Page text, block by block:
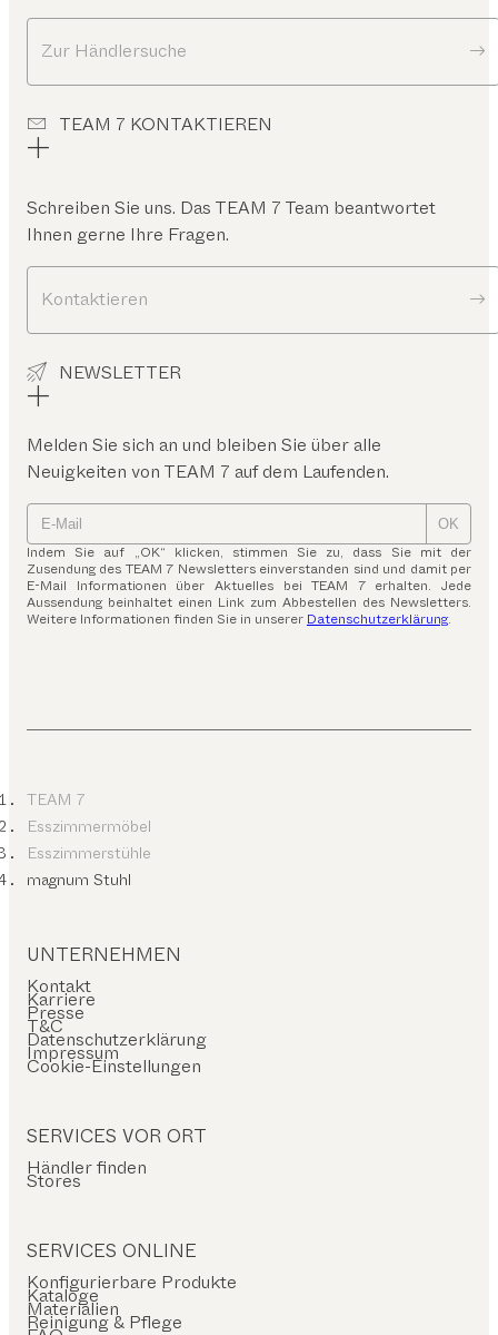
Zur Händlersuche
TEAM 7 KONTAKTIEREN
Schreiben Sie uns. Das TEAM 7 Team beantwortet
Ihnen gerne Ihre Fragen.
Kontaktieren
NEWSLETTER
Melden Sie sich an und bleiben Sie über alle
Neuigkeiten von TEAM 7 auf dem Laufenden.
OK
Indem Sie auf „OK“ klicken, stimmen Sie zu, dass Sie mit der
Zusendung des TEAM 7 Newsletters einverstanden sind und damit per
E-Mail Informationen über Aktuelles bei TEAM 7 erhalten. Jede
Aussendung beinhaltet einen Link zum Abbestellen des Newsletters.
Weitere Informationen finden Sie in unserer Datenschutzerklärung.
TEAM 7
Esszimmermöbel
Esszimmerstühle
magnum Stuhl
UNTERNEHMEN
Kontakt
Karriere
Presse
T&C
Datenschutzerklärung
Impressum
Cookie-Einstellungen
SERVICES VOR ORT
Händler finden
Stores
SERVICES ONLINE
Konfigurierbare Produkte
Kataloge
Materialien
Reinigung & Pflege